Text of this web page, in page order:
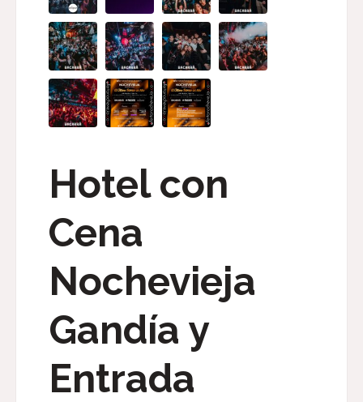
Hotel con
Cena
Nochevieja
Gandía y
Entrada